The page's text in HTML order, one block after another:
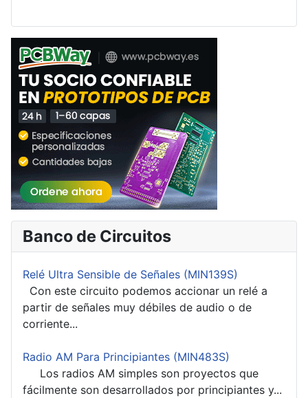
Banco de Circuitos
Relé Ultra Sensible de Señales (MIN139S)
Con este circuito podemos accionar un relé a
partir de señales muy débiles de audio o de
corriente...
Radio AM Para Principiantes (MIN483S)
Los radios AM simples son proyectos que
fácilmente son desarrollados por principiantes y...